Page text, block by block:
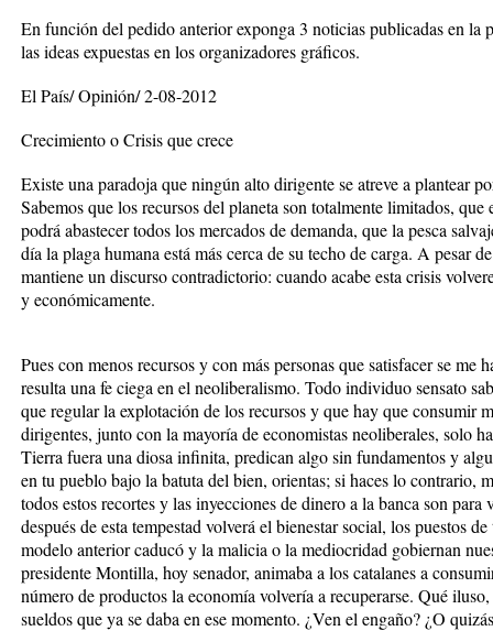
En función del pedido anterior exponga 3 noticias publicadas en la
las ideas expuestas en los organizadores gráficos.
El País/ Opinión/ 2-08-2012
Crecimiento o Crisis que crece
Existe una paradoja que ningún alto dirigente se atreve a plantear
Sabemos que los recursos del planeta son totalmente limitados,
podrá abastecer todos los mercados de demanda, que la pesca
día la plaga humana está más cerca de su techo de carga. A pesar
mantiene un discurso contradictorio: cuando acabe esta crisis
y económicamente.
Pues con menos recursos y con más personas que satisfacer se me
resulta una fe ciega en el neoliberalismo. Todo individuo sensato
que regular la explotación de los recursos y que hay que consumir
dirigentes, junto con la mayoría de economistas neoliberales, solo
Tierra fuera una diosa infinita, predican algo sin fundamentos y
en tu pueblo bajo la batuta del bien, orientas; si haces lo contrario,
todos estos recortes y las inyecciones de dinero a la banca son
después de esta tempestad volverá el bienestar social, los puestos
modelo anterior caducó y la malicia o la mediocridad gobiernan
presidente Montilla, hoy senador, animaba a los catalanes a
número de productos la economía volvería a recuperarse. Qué
sueldos que ya se daba en ese momento. ¿Ven el engaño? ¿O